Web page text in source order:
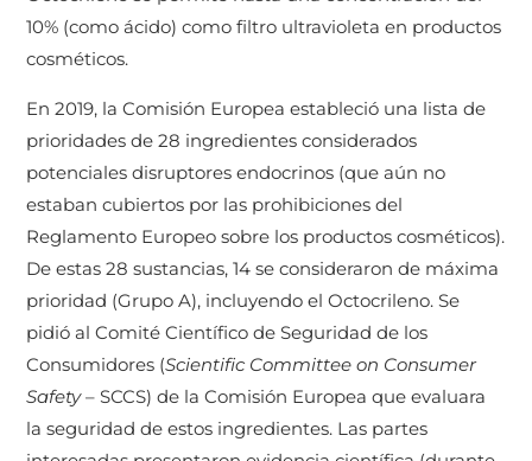
10% (como ácido) como filtro ultravioleta en productos
cosméticos.
En 2019, la Comisión Europea estableció una lista de
prioridades de 28 ingredientes considerados
potenciales disruptores endocrinos (que aún no
estaban cubiertos por las prohibiciones del
Reglamento Europeo sobre los productos cosméticos).
De estas 28 sustancias, 14 se consideraron de máxima
prioridad (Grupo A), incluyendo el Octocrileno. Se
pidió al Comité Científico de Seguridad de los
Consumidores (Scientific Committee on Consumer
Safety– SCCS) de la Comisión Europea que evaluara
la seguridad de estos ingredientes. Las partes